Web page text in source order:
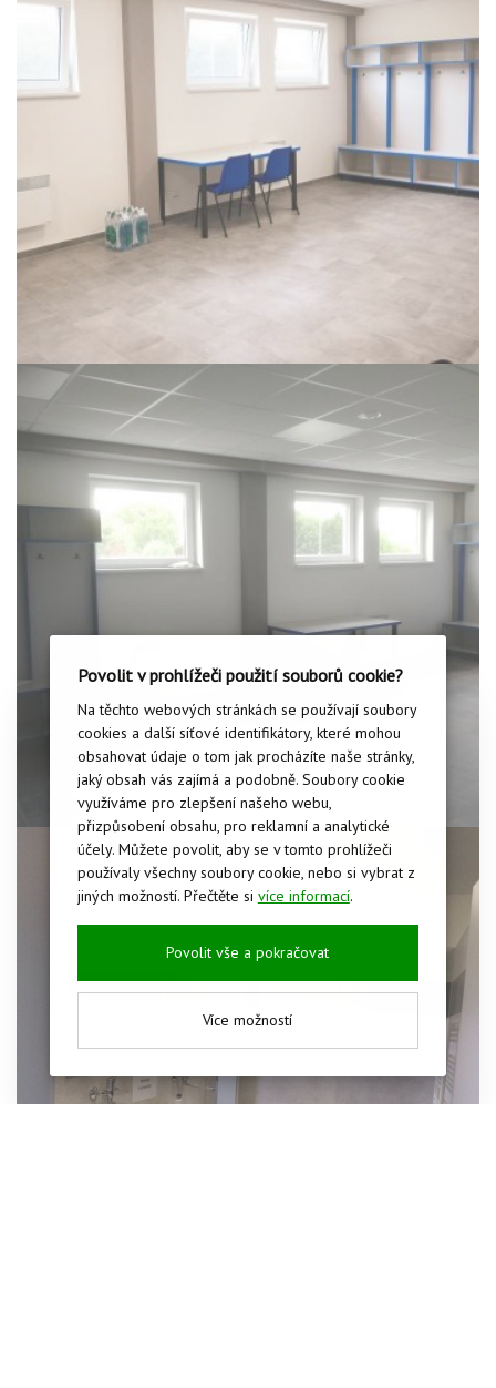
Povolit v prohlížeči použití souborů cookie?
Na těchto webových stránkách se používají soubory
cookies a další síťové identifikátory, které mohou
obsahovat údaje o tom jak procházíte naše stránky,
jaký obsah vás zajímá a podobně. Soubory cookie
využíváme pro zlepšení našeho webu,
přizpůsobení obsahu, pro reklamní a analytické
účely. Můžete povolit, aby se v tomto prohlížeči
používaly všechny soubory cookie, nebo si vybrat z
jiných možností. Přečtěte si více informací.
Povolit vše a pokračovat
Více možností